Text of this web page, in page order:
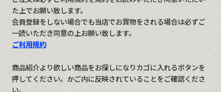
た上でお願い致します。
会員登録をしない場合でも当店でお買物をされる場合は必ずご
一読いただき同意の上お願い致します。
ご利用規約
商品紹介より欲しい商品をお探しになりカゴに入れるボタンを
押してください。かご内に反映されていることをご確認くださ
い。